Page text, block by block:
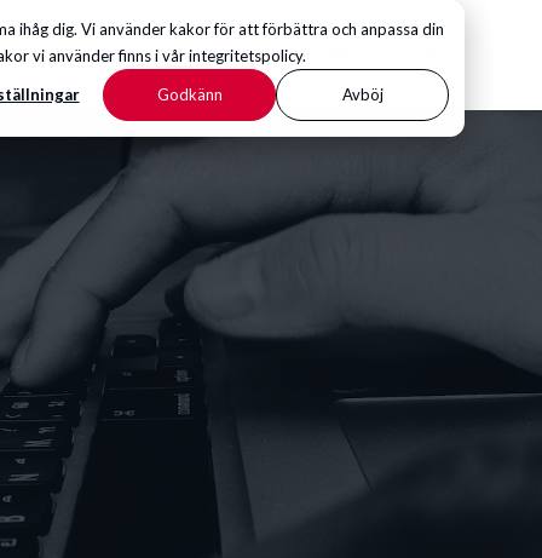
ihåg dig. Vi använder kakor för att förbättra och anpassa din
vi använder finns i vår integritetspolicy.
Godkänn Avböj
KONTAKTA OSS